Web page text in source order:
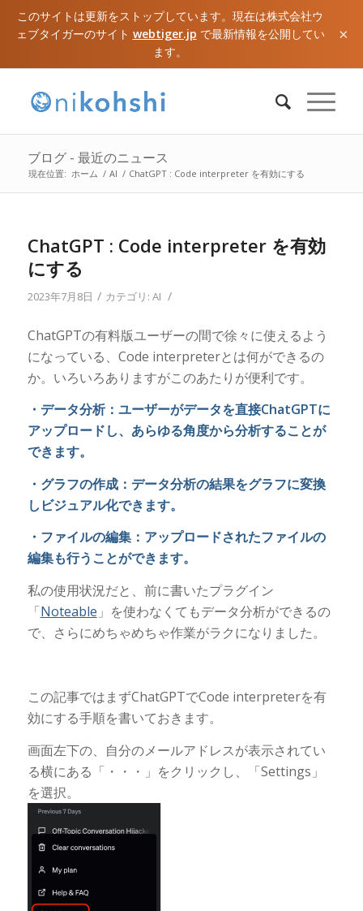
このサイトは更新をストップしています。現在は株式会社ウ
ェブタイガーのサイト webtiger.jp で最新情報を公開してい
ます。
×
ブログ - 最近のニュース
現在位置: ホーム / AI / ChatGPT : Code interpreter を有効にする
ChatGPT : Code interpreter を有効
にする
2023年7月8日 / カテゴリ: AI /
ChatGPTの有料版ユーザーの間で徐々に使えるよう
になっている、Code interpreterとは何ができるの
か。いろいろありますがこのあたりが便利です。
・データ分析：ユーザーがデータを直接ChatGPTに
アップロードし、あらゆる角度から分析することが
できます。
・グラフの作成：データ分析の結果をグラフに変換
しビジュアル化できます。
・ファイルの編集：アップロードされたファイルの
編集も行うことができます。
私の使用状況だと、前に書いたプラグイン
「Noteable 」を使わなくてもデータ分析ができるの
で、さらにめちゃめちゃ作業がラクになりました。
この記事ではまずChatGPTでCode interpreterを有
効にする手順を書いておきます。
画面左下の、自分のメールアドレスが表示されてい
る横にある「・・・」をクリックし、「Settings」
を選択。